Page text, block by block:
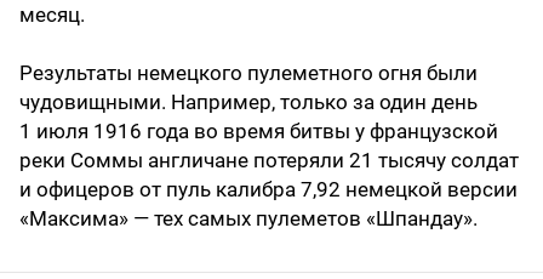
месяц.
Результаты немецкого пулеметного огня были
чудовищными. Например, только за один день
1 июля 1916 года во время битвы у французской
реки Соммы англичане потеряли 21 тысячу солдат
и офицеров от пуль калибра 7,92 немецкой версии
«Максима» — тех самых пулеметов «Шпандау».